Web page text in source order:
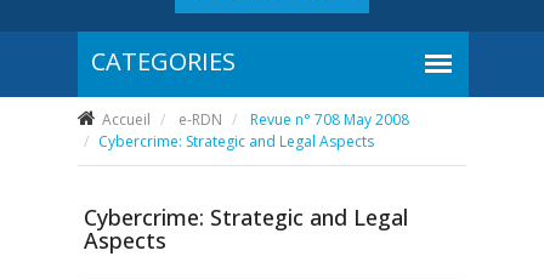
Accueil e-RDN
Revue n° 708 May 2008
Cybercrime: Strategic and Legal Aspects
Cybercrime: Strategic and Legal
Aspects